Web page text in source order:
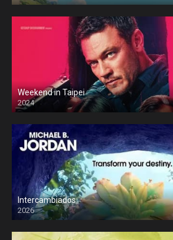
Weekend in Taipei
2024
Intercambiados
2026